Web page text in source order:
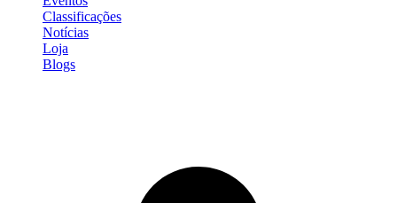
Classificações
Notícias
Loja
Blogs